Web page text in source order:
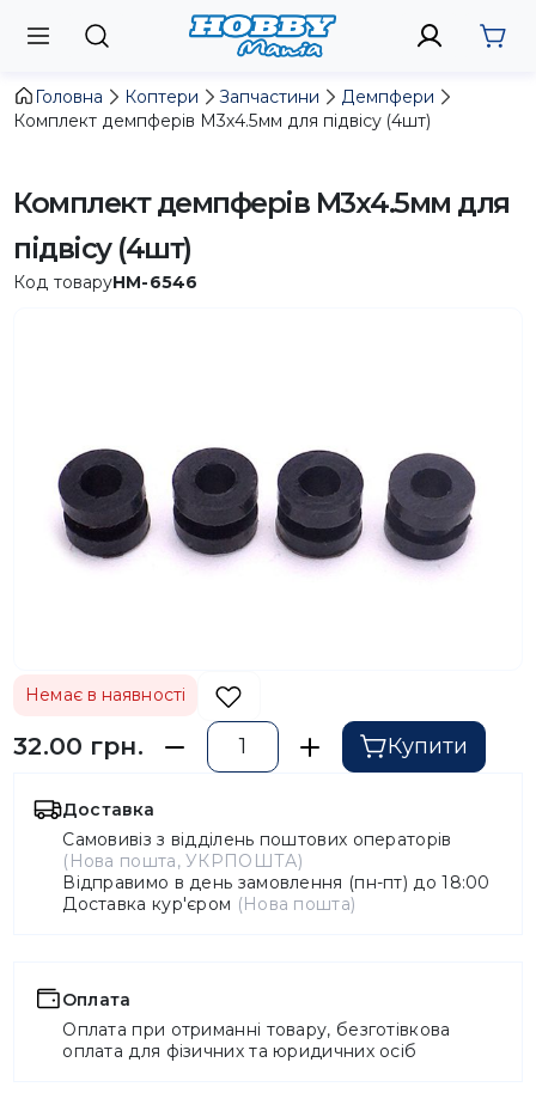
Головна Коптери Запчастини
Демпфери
Комплект демпферів М3х4.5мм для підвісу (4шт)
Комплект демпферів М3х4.5мм для
підвісу (4шт)
Код товаруHM-6546
Немає в наявності
32.00 грн. Купити
Доставка
Самовивіз з відділень поштових операторів
(Нова пошта, УКРПОШТА)
Відправимо в день замовлення (пн-пт) до 18:00
Доставка кур'єром (Нова пошта)
Оплата
Оплата при отриманні товару, безготівкова
оплата для фізичних та юридичних осіб